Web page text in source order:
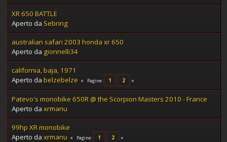
XR 650 BATTLE
Aperto da Sebring
australian safari 2003 honda xr 650
Aperto da gionnelli34
california, baja, 1971
Aperto da belzebelze Pagine 1 2
Patevo's monobike 650R @ the Scorpion Masters 2010 - France
Aperto da xrmanu
99hp XR monobike
Aperto da xrmanu Pagine 1 2